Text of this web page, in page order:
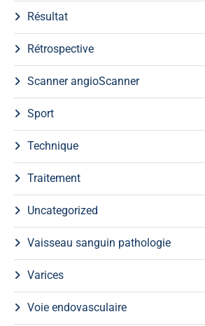
Résultat
Rétrospective
Scanner angioScanner
Sport
Technique
Traitement
Uncategorized
Vaisseau sanguin pathologie
Varices
Voie endovasculaire